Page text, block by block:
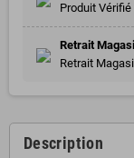
Produit
Retrait
Retrait
Description